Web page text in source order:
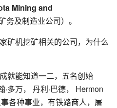
Mining and
务及制造业公司）。
矿机挖矿相关的公司，为什么
就能知道一二，五名创始
·多万， 丹利·巴德， Hermon
各种事业，有铁路商人，屠